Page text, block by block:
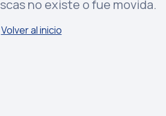
no existe o fue movida.
Volver al inicio